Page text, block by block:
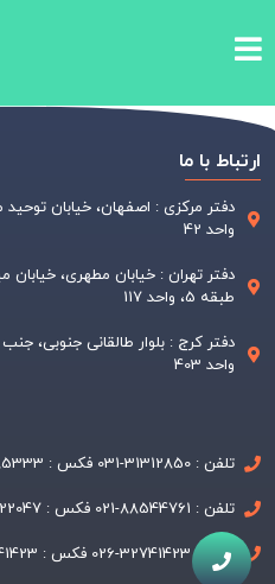
ارتباط با ما
واحد 42
طبقه 5، واحد 117
واحد 403
تلفن : 31312850-031 فکس : 36285333-031
تلفن : 88544761-021 فکس : 86122047-021
تلفن : 32741423-026 فکس : 32741423-026